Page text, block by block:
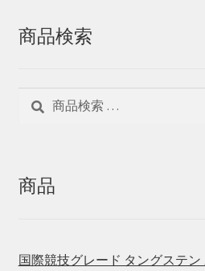
商品検索
商品
国際競技グレード タングステ